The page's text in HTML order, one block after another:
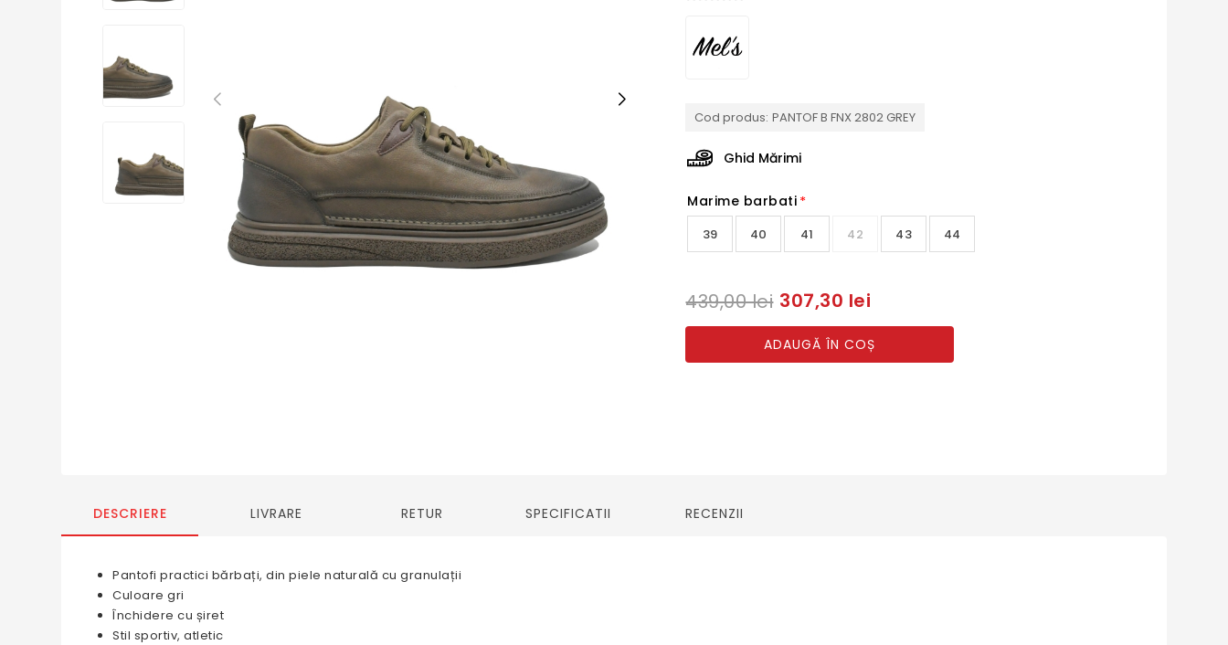
Cod produs: PANTOF B FNX 2802 GREY
Ghid Mărimi
Marime barbati *
39 40 41 42 43 44
439,00 lei 307,30 lei
ADAUGĂ ÎN COȘ
DESCRIERE LIVRARE RETUR SPECIFICATII RECENZII
Pantofi practici bărbați, din piele naturală cu granulații
Culoare gri
Închidere cu șiret
Stil sportiv, atletic